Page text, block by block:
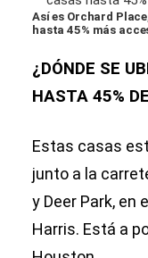
Así es Orchard
hasta 45% más
¿DÓNDE SE
HASTA 45%
Estas casas
junto a la
y Deer Park, en
Harris. Está a